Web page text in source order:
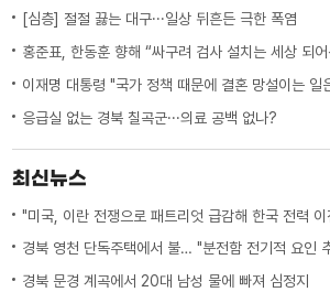
[심층] 절절 끓는 대구···일상 뒤흔든 극한 폭염
응급실 없는 경북 칠곡군···의료 공백 없나?
최신뉴스
경북 영천 단독주택에서 불… "분전함 전기적 요인
경북 문경 계곡에서 20대 남성 물에 빠져 심정지